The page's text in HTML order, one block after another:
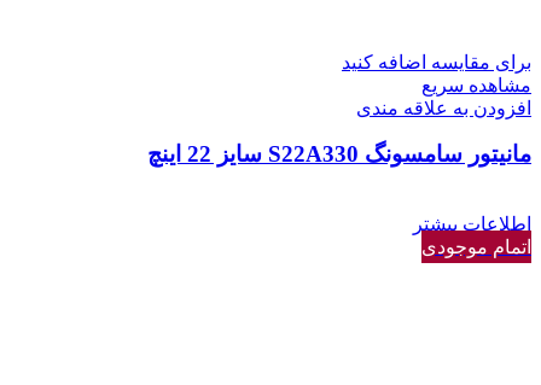
برای مقایسه اضافه کنید
مشاهده سریع
افزودن به علاقه مندی
مانیتور سامسونگ S22A330 سایز 22 اینچ
اطلاعات بیشتر
اتمام موجودی